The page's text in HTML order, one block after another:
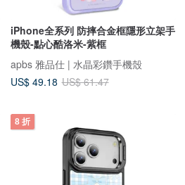
iPhone全系列 防摔合金框隱形立架手
機殼-點心酷洛米-紫框
apbs 雅品仕 | 水晶彩鑽手機殼
US$ 49.18 US$ 61.47
8 折